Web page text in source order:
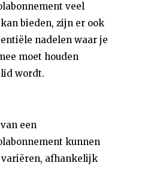
veel
bieden, zijn er ook
nadelen waar je
moet houden
wordt.
een
kunnen
afhankelijk